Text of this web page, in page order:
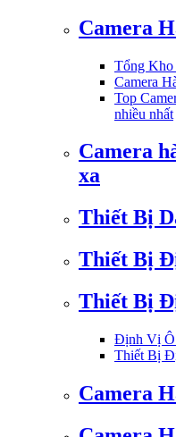
Camera
Tổng Kho
Camera
Top
nhiều nhất
Camera
xa
Thiết Bị
Thiết Bị
Thiết Bị
Định Vị Ô
Thiết Bị
Camera